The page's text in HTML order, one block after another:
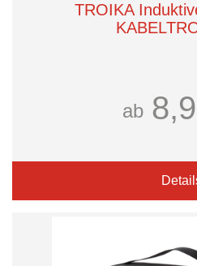
TROIKA
ab